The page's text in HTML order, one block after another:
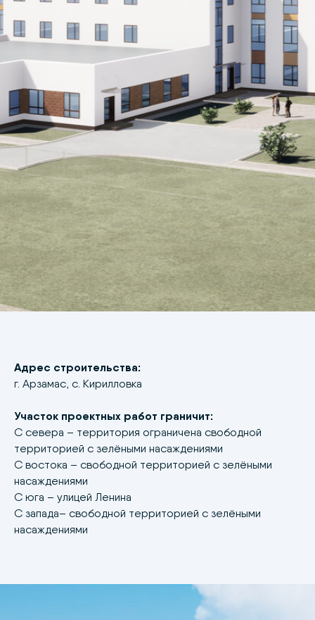
Адрес строительства:
г. Арзамас, с. Кирилловка
Участок проектных работ граничит:
С севера – территория ограничена свободной
территорией с зелёными насаждениями
С востока – свободной территорией с зелёными
насаждениями
С юга – улицей Ленина
С запада– свободной территорией с зелёными
насаждениями